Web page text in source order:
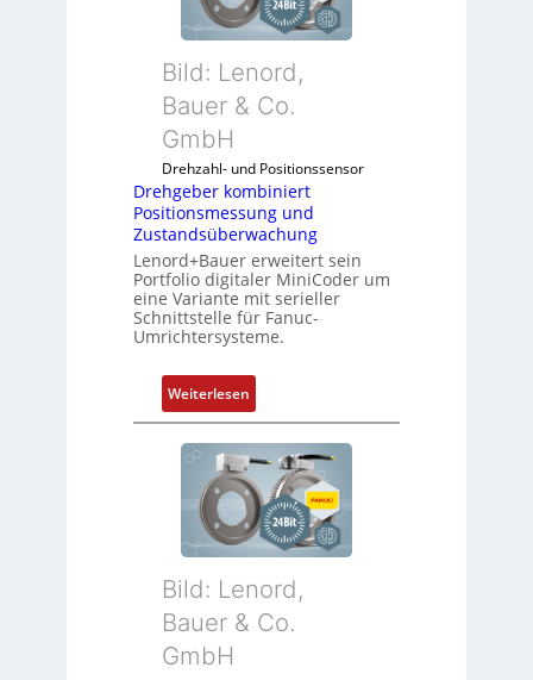
Bild: Lenord,
Bauer & Co.
GmbH
Drehzahl- und Positionssensor
Drehgeber kombiniert
Positionsmessung und
Zustandsüberwachung
Lenord+Bauer erweitert sein
Portfolio digitaler MiniCoder um
eine Variante mit serieller
Schnittstelle für Fanuc-
Umrichtersysteme.
Weiterlesen:
D
r
e
h
g
e
e
Bild: Lenord,
Bauer & Co.
GmbH